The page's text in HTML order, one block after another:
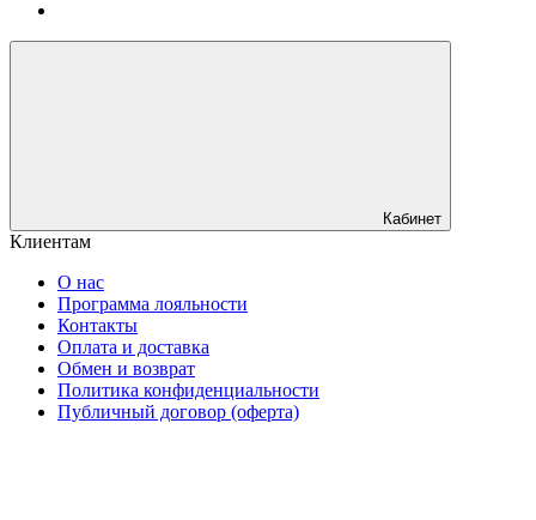
Кабинет
Клиентам
О нас
Программа лояльности
Контакты
Оплата и доставка
Обмен и возврат
Политика конфиденциальности
Публичный договор (оферта)